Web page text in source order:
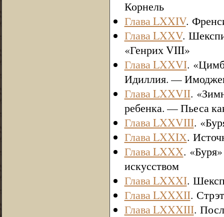
Корнель
Глава LXXIV.
Глава LXXV.
«Генрих VIII»
Глава LXXVI.
Идиллия. —
Глава LXXVII.
ребенка. — Пьеса
Глава LXXVIII.
Глава LXXIХ.
Глава LXXX.
искусством
Глава LXXXI.
Глава LXXXII.
Глава LXXXIII.